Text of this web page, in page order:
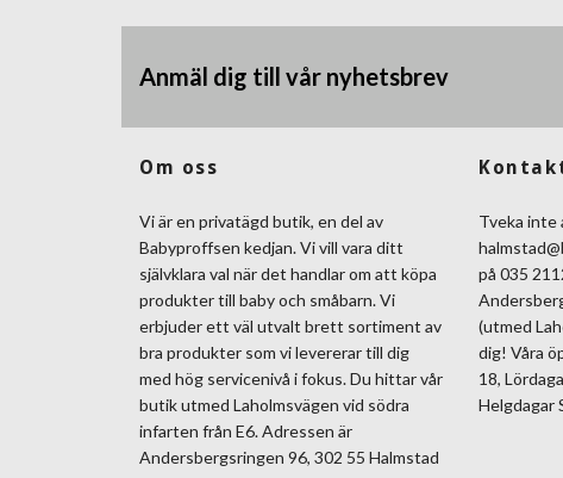
Anmäl dig till vår nyhetsbrev
Om oss
Vi är en privatägd butik, en del av
Babyproffsen kedjan. Vi vill vara ditt
självklara val när det handlar om att köpa
produkter till baby och småbarn. Vi
erbjuder ett väl utvalt brett sortiment av
bra produkter som vi levererar till dig
med hög servicenivå i fokus. Du hittar vår
butik utmed Laholmsvägen vid södra
infarten från E6. Adressen är
Andersbergsringen 96, 302 55 Halmstad
Tveka inte
på 035
(utmed
dig! Våra
18,
Helgdagar